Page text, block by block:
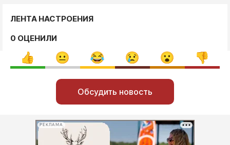
ЛЕНТА НАСТРОЕНИЯ
0 ОЦЕНИЛИ
Обсудить новость
РЕКЛАМА